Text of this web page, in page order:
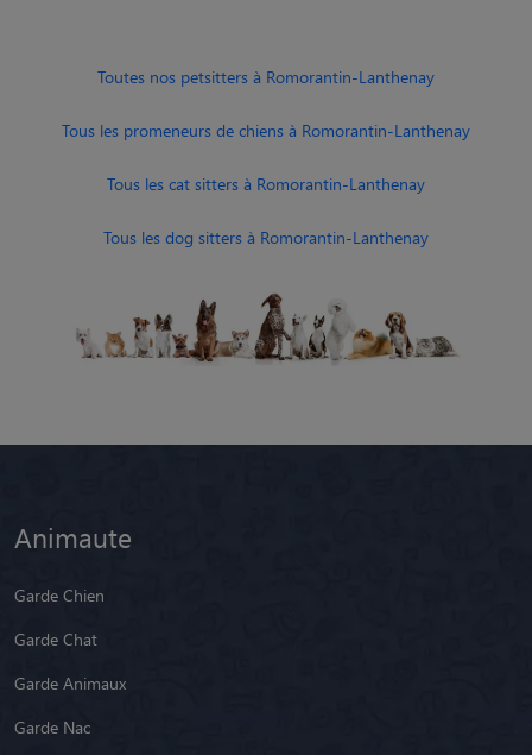
Toutes nos petsitters à Romorantin-Lanthenay
Tous les promeneurs de chiens à Romorantin-Lanthenay
Tous les cat sitters à Romorantin-Lanthenay
Tous les dog sitters à Romorantin-Lanthenay
Animaute
Garde Chien
Garde Chat
Garde Animaux
Garde Nac